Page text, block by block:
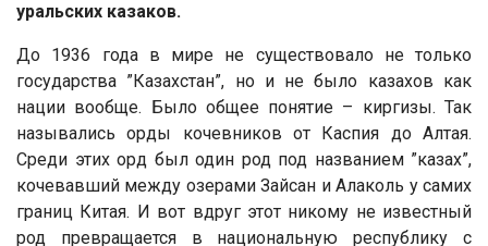
уральских казаков.
До 1936 года в мире не существовало не только
государства ”Казахстан”, но и не было казахов как
нации вообще. Было общее понятие – киргизы. Так
назывались орды кочевников от Каспия до Алтая.
Среди этих орд был один род под названием ”казах”,
кочевавший между озерами Зайсан и Алаколь у самих
границ Китая. И вот вдруг этот никому не известный
род превращается в национальную республику с